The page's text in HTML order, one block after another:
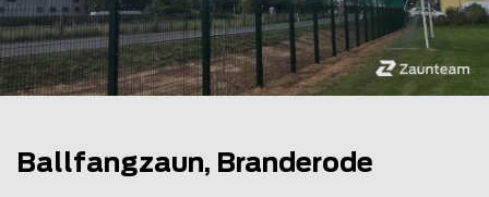
Ballfangzaun, Branderode